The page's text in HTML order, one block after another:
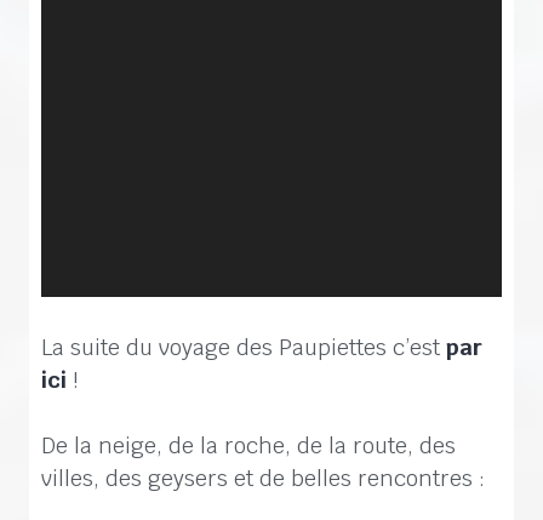
La suite du voyage des Paupiettes c’est par
ici !
De la neige, de la roche, de la route, des
villes, des geysers et de belles rencontres :